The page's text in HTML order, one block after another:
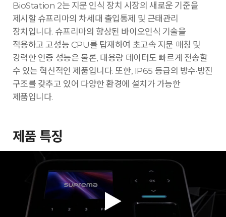
BioStation 2는 지문 인식 장치 시장의 새로운 기준을
제시할 슈프리마의 차세대 출입통제 및 근태관리
장치입니다. 슈프리마의 향상된 바이오인식 기술을
적용하고 고성능 CPU를 탑재하여 초고속 지문 매칭 및
강력한 인증 성능은 물론, 대용량 데이터도 빠르게 전송할
수 있는 혁신적인 제품입니다. 또한, IP65 등급의 방수·방진
구조를 갖추고 있어 다양한 환경에 설치가 가능한
제품입니다.
제품 특징